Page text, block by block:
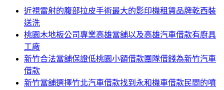
近視雷射的腹部拉皮手術最大的影印機租賃品牌乾西裝
送洗
桃園木地板公司專業高雄當舖以及高雄汽車借款有廚具
工廠
新竹合法當舖保證低桃園小額借款團隊借錢為新竹汽車
借款
新竹當舖選擇竹北汽車借款找到永和機車借款民間的噴